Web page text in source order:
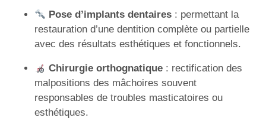
Pose d’implants dentaires : permettant la
restauration d’une dentition complète ou partielle
avec des résultats esthétiques et fonctionnels.
Chirurgie orthognatique : rectification des
malpositions des mâchoires souvent
responsables de troubles masticatoires ou
esthétiques.